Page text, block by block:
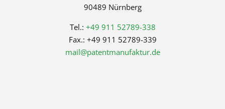
90489 Nürnberg
Tel.: +49 911 52789-338
Fax.: +49 911 52789-339
mail@patentmanufaktur.de